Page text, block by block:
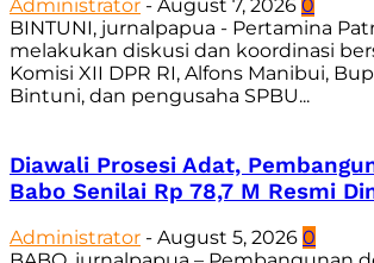
Administrator - August 7, 2026 0
BINTUNI, jurnalpapua - Pertamina
melakukan diskusi dan koordinasi
Komisi XII DPR RI, Alfons Manibui,
Bintuni, dan pengusaha SPBU...
Diawali Prosesi Adat,
Babo Senilai Rp 78,7 M Resmi
Administrator - August 5, 2026 0